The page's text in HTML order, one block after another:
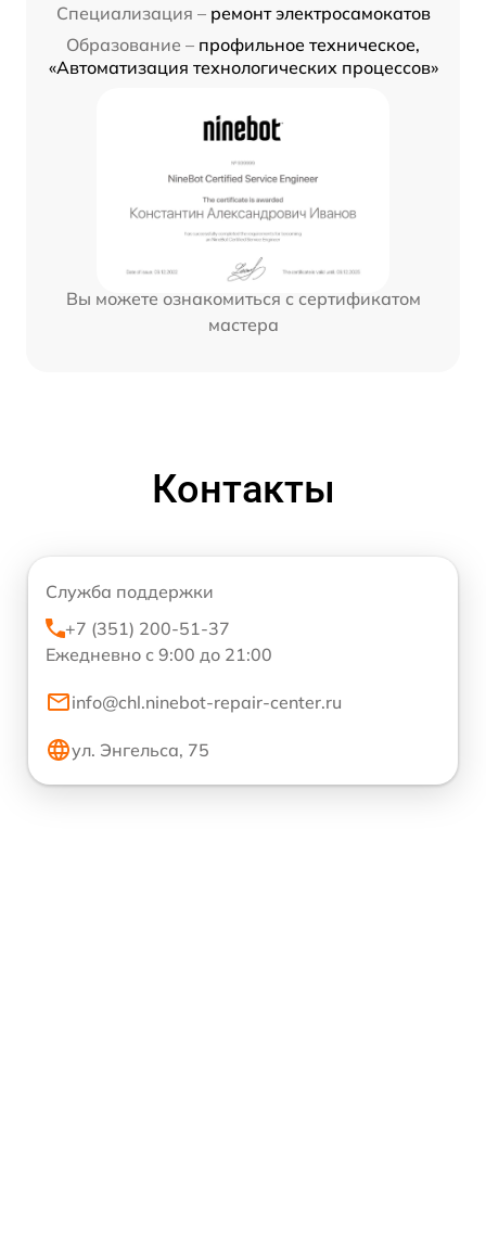
Специализация – ремонт электросамокатов
Образование – профильное техническое,
«Автоматизация технологических процессов»
Вы можете ознакомиться с сертификатом
мастера
Контакты
Служба поддержки
+7 (351) 200-51-37
Ежедневно с 9:00 до 21:00
info@chl.ninebot-repair-center.ru
ул. Энгельса, 75